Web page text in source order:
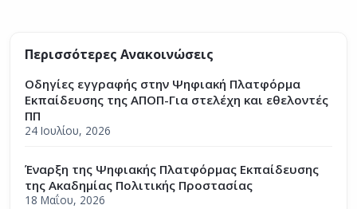
Περισσότερες Ανακοινώσεις
Οδηγίες εγγραφής στην Ψηφιακή Πλατφόρμα
Εκπαίδευσης της ΑΠΟΠ-Για στελέχη και εθελοντές
ΠΠ
24 Ιουλίου, 2026
Έναρξη της Ψηφιακής Πλατφόρμας Εκπαίδευσης
της Ακαδημίας Πολιτικής Προστασίας
18 Μαΐου, 2026